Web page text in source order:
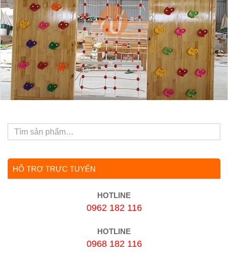
2508
HỖ TRỢ TRỰC TUYẾN
HOTLINE
0962 182 116
HOTLINE
0968 182 116